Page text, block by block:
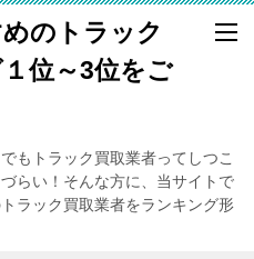
のトラック
位～3位をご
もトラック買取業者ってしつこ
らい！そんな方に、当サイトで
ラック買取業者をランキング形